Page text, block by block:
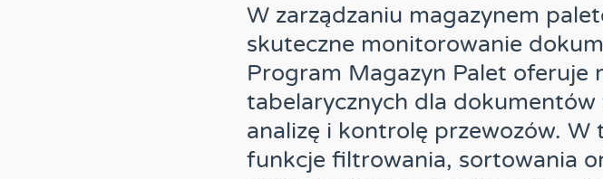
W zarządzaniu magazynem
skuteczne monitorowanie
Program Magazyn Palet oferuje
tabelarycznych dla dokumentów
analizę i kontrolę przewozów.
funkcje filtrowania, sortowania